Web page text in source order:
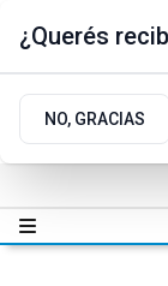
¿Querés
NO, GRACIAS